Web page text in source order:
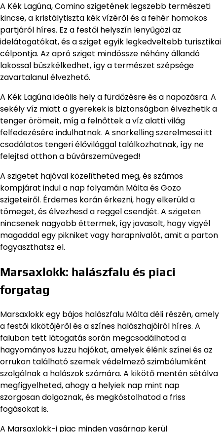
A Kék Lagúna, Comino szigetének legszebb természeti
kincse, a kristálytiszta kék vízéről és a fehér homokos
partjáról híres. Ez a festői helyszín lenyűgözi az
idelátogatókat, és a sziget egyik legkedveltebb turisztikai
célpontja. Az apró sziget mindössze néhány állandó
lakossal büszkélkedhet, így a természet szépsége
zavartalanul élvezhető.
A Kék Lagúna ideális hely a fürdőzésre és a napozásra. A
sekély víz miatt a gyerekek is biztonságban élvezhetik a
tenger örömeit, míg a felnőttek a víz alatti világ
felfedezésére indulhatnak. A snorkelling szerelmesei itt
csodálatos tengeri élővilággal találkozhatnak, így ne
felejtsd otthon a búvárszemüveged!
A szigetet hajóval közelítheted meg, és számos
kompjárat indul a nap folyamán Málta és Gozo
szigeteiről. Érdemes korán érkezni, hogy elkerüld a
tömeget, és élvezhesd a reggel csendjét. A szigeten
nincsenek nagyobb éttermek, így javasolt, hogy vigyél
magaddal egy pikniket vagy harapnivalót, amit a parton
fogyaszthatsz el.
Marsaxlokk: halászfalu és piaci
forgatag
Marsaxlokk egy bájos halászfalu Málta déli részén, amely
a festői kikötőjéről és a színes halászhajóiról híres. A
faluban tett látogatás során megcsodálhatod a
hagyományos luzzu hajókat, amelyek élénk színei és az
orrukon található szemek védelmező szimbólumként
szolgálnak a halászok számára. A kikötő mentén sétálva
megfigyelheted, ahogy a helyiek nap mint nap
szorgosan dolgoznak, és megkóstolhatod a friss
fogásokat is.
A Marsaxlokk-i piac minden vasárnap kerül